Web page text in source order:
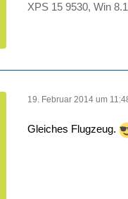
XPS 15 9530, Win
19. Februar 2014 um
Gleiches Flugzeug.